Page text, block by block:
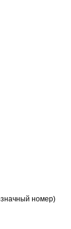
номер)